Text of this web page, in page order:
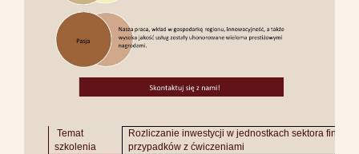
Temat
szkolenia
Rozliczanie inwestycji w jednostkach sektora
przypadków z ćwiczeniami